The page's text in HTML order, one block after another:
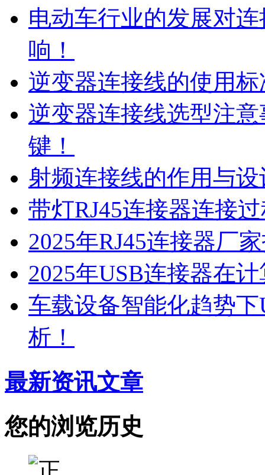
电动车行业的发展对
响！
逆变器连接线的使用
逆变器连接线选型注
键！
射频连接线的作用与
带灯RJ45连接器连接
2025年RJ45连接器厂
2025年USB连接器在
车载设备智能化趋势
析！
最新资讯文章
您的浏览历史